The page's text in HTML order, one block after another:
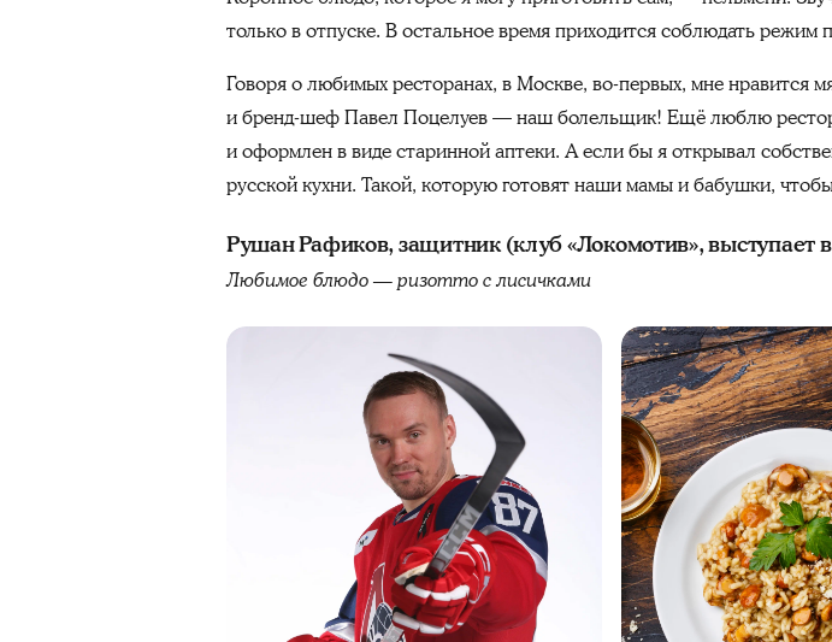
только в отпуске. В остальное время приходится соблюдать режим
Говоря о любимых ресторанах, в Москве, во-первых, мне нравится
и бренд-шеф Павел Поцелуев — наш болельщик! Ещё люблю
и оформлен в виде старинной аптеки. А если бы я открывал
русской кухни. Такой, которую готовят наши мамы и бабушки,
Рушан Рафиков, защитник (клуб «Локомотив», выступает
Любимое блюдо — ризотто с лисичками